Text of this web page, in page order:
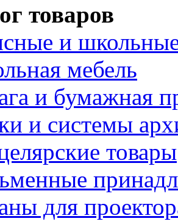
товаров
и
мебель
и бумажная
и системы
товары
для